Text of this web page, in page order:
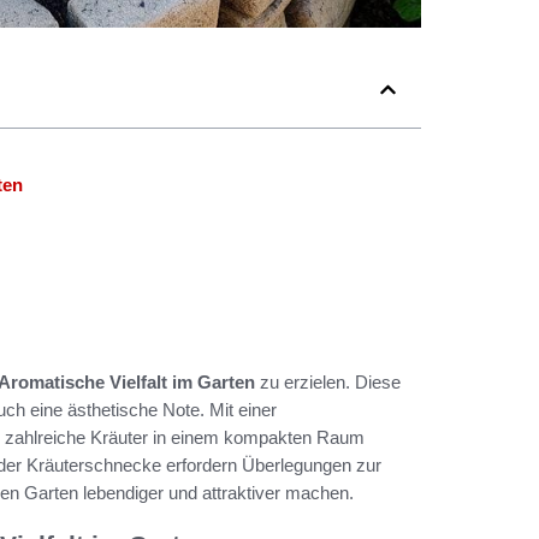
Vielfalt im Garten zu erzielen. Diese
eine ästhetische Note. Mit einer
Kräuter in einem kompakten Raum
Kräuterschnecke erfordern Überlegungen zur
Garten lebendiger und attraktiver machen.